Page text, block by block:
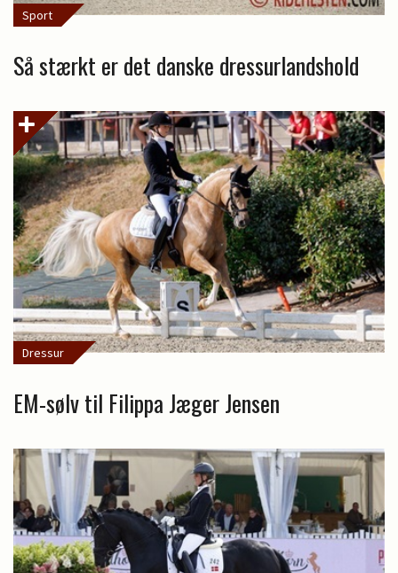
Sport
Så stærkt er det danske dressurlandshold
Dressur
EM-sølv til Filippa Jæger Jensen